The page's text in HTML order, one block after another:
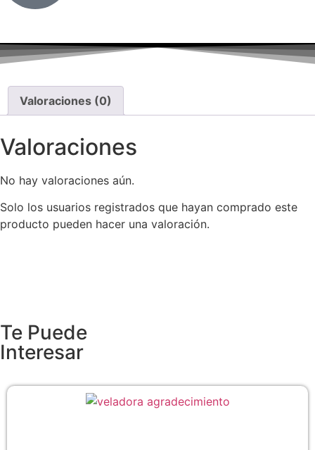
Valoraciones (0)
Valoraciones
No hay valoraciones aún.
Solo los usuarios registrados que hayan comprado este
producto pueden hacer una valoración.
Te Puede
Interesar